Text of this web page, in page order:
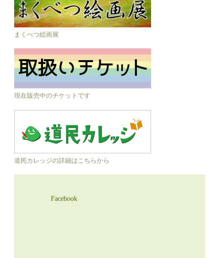
まくべつ絵画展
現在販売中のチケットです
道民カレッジの詳細はこちらから
Facebook